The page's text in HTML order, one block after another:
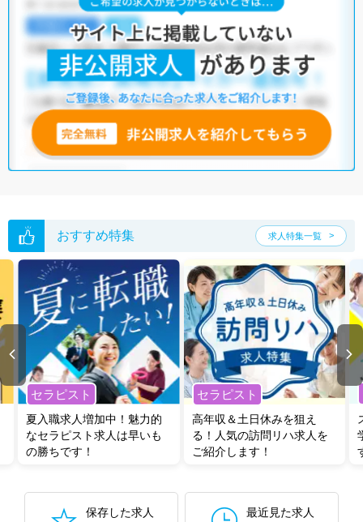
おすすめ特集 求人特集一覧
セラピスト
夏入職求人増加中！魅力的
なセラピスト求人は早いも
の勝ちです！
セラピスト
高年収＆土日休みを狙え
る！人気の訪問リハ求人を
ご紹介します！
保存した求人
最近見た求人